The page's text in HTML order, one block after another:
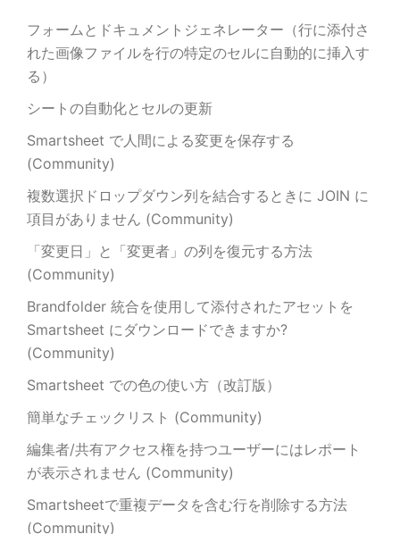
フォームとドキュメントジェネレーター（行に添付さ
れた画像ファイルを行の特定のセルに自動的に挿入す
る）
シートの自動化とセルの更新
Smartsheet で人間による変更を保存する
(Community)
複数選択ドロップダウン列を結合するときに JOIN に
項目がありません (Community)
「変更日」と「変更者」の列を復元する方法
(Community)
Brandfolder 統合を使用して添付されたアセットを
Smartsheet にダウンロードできますか?
(Community)
Smartsheet での色の使い方（改訂版）
簡単なチェックリスト (Community)
編集者/共有アクセス権を持つユーザーにはレポート
が表示されません (Community)
Smartsheetで重複データを含む行を削除する方法
(Community)